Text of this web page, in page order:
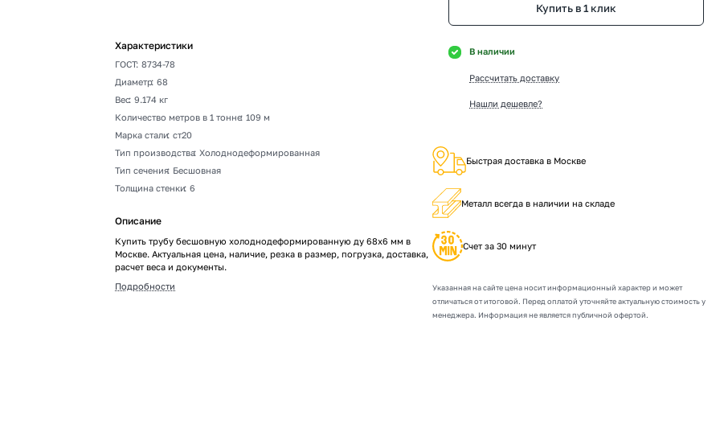
Характеристики
ГОСТ: 8734-78
Диаметр: 68
Вес: 9.174 кг
Количество метров в 1 тонне: 109 м
Марка стали: ст20
Тип производства: Холоднодеформированная
Тип сечения: Бесшовная
Толщина стенки: 6
Описание
Купить трубу бесшовную холоднодеформированную ду 68х6 мм в
Москве. Актуальная цена, наличие, резка в размер, погрузка, доставка,
расчет веса и документы.
Подробности
Купить в 1 клик
В наличии
Рассчитать доставку
Нашли дешевле?
Быстрая доставка в Москве
Металл всегда в наличии на складе
Счет за 30 минут
Указанная на сайте цена носит информационный характер и может
отличаться от итоговой. Перед оплатой уточняйте актуальную стоимость у
менеджера. Информация не является публичной офертой.